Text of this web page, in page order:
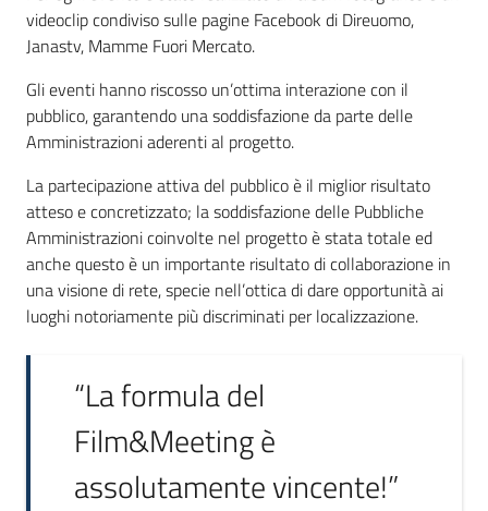
videoclip condiviso sulle pagine Facebook di Direuomo,
Janastv, Mamme Fuori Mercato.
Gli eventi hanno riscosso un’ottima interazione con il
pubblico, garantendo una soddisfazione da parte delle
Amministrazioni aderenti al progetto.
La partecipazione attiva del pubblico è il miglior risultato
atteso e concretizzato; la soddisfazione delle Pubbliche
Amministrazioni coinvolte nel progetto è stata totale ed
anche questo è un importante risultato di collaborazione in
una visione di rete, specie nell’ottica di dare opportunità ai
luoghi notoriamente più discriminati per localizzazione.
“La formula del
Film&Meeting è
assolutamente vincente!”